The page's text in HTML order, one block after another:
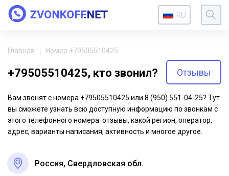
RU
Главная Номер +79505510425
+79505510425, кто звонил? Отзывы
Вам звонят с номера +79505510425 или 8 (950) 551-04-25? Тут
вы сможете узнать всю доступную информацию по звонкам с
этого телефонного номера: отзывы, какой регион, оператор,
адрес, варианты написания, активность и многое другое.
Россия, Свердловская обл.